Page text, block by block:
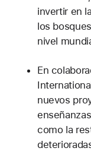
invertir en
los
nivel
En
nuevos
como la